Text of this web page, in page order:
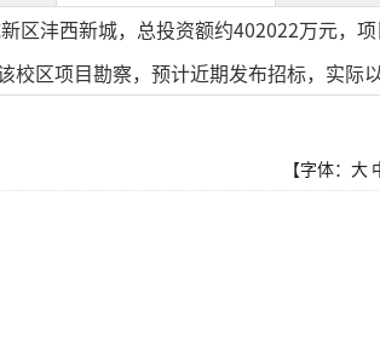
区沣西新城，总投资额约402022万元，
区项目勘察，预计近期发布招标，实际
【字体： 大